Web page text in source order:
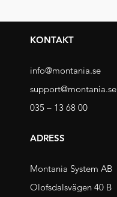
KONTAKT
info@montania.se
support@montania.se
035 – 13 68 00
ADRESS
Montania System AB
Olofsdalsvägen 40 B